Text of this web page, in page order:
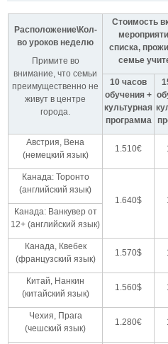
Расположение\Кол-
во уроков неделю
Примите во
внимание, что семьи
преимущественно не
живут в центре
города.
Стоимость
списка,
семье
10 часов
обучения +
культурная
программа
Австрия, Вена
(немецкий язык)
1.510€
Канада: Торонто
(английский язык)
1.640$
Канада: Ванкувер от
12+ (английский язык)
Канада, Квебек
(французский язык)
1.570$
Китай, Нанкин
(китайский язык)
1.560$
Чехия, Прага
(чешский язык)
1.280€